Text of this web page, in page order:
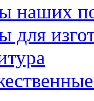
наших
для